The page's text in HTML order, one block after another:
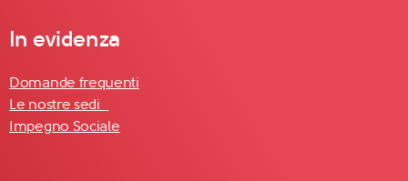
In evidenza
Domande frequenti
Le nostre sedi
Impegno Sociale